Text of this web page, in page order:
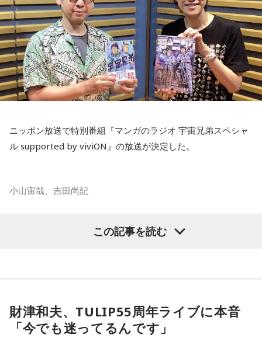
ニッポン放送で特別番組『マンガのラジオ 宇宙兄弟スペシャ
ル supported by viviON』の放送が決定した。
小山宙哉、吉田尚記
パーソナリティを務め、漫画にまつわるゲストを迎えるポッ
18年に及ぶ「宇宙兄弟」の連載完結のタイミングでの出演と
なり、「宇宙兄弟」誕生のエピソードや「キャラクターに出
この記事を読む
財津和夫、TULIP55周年ライブに本音
「今でも迷ってるんです」